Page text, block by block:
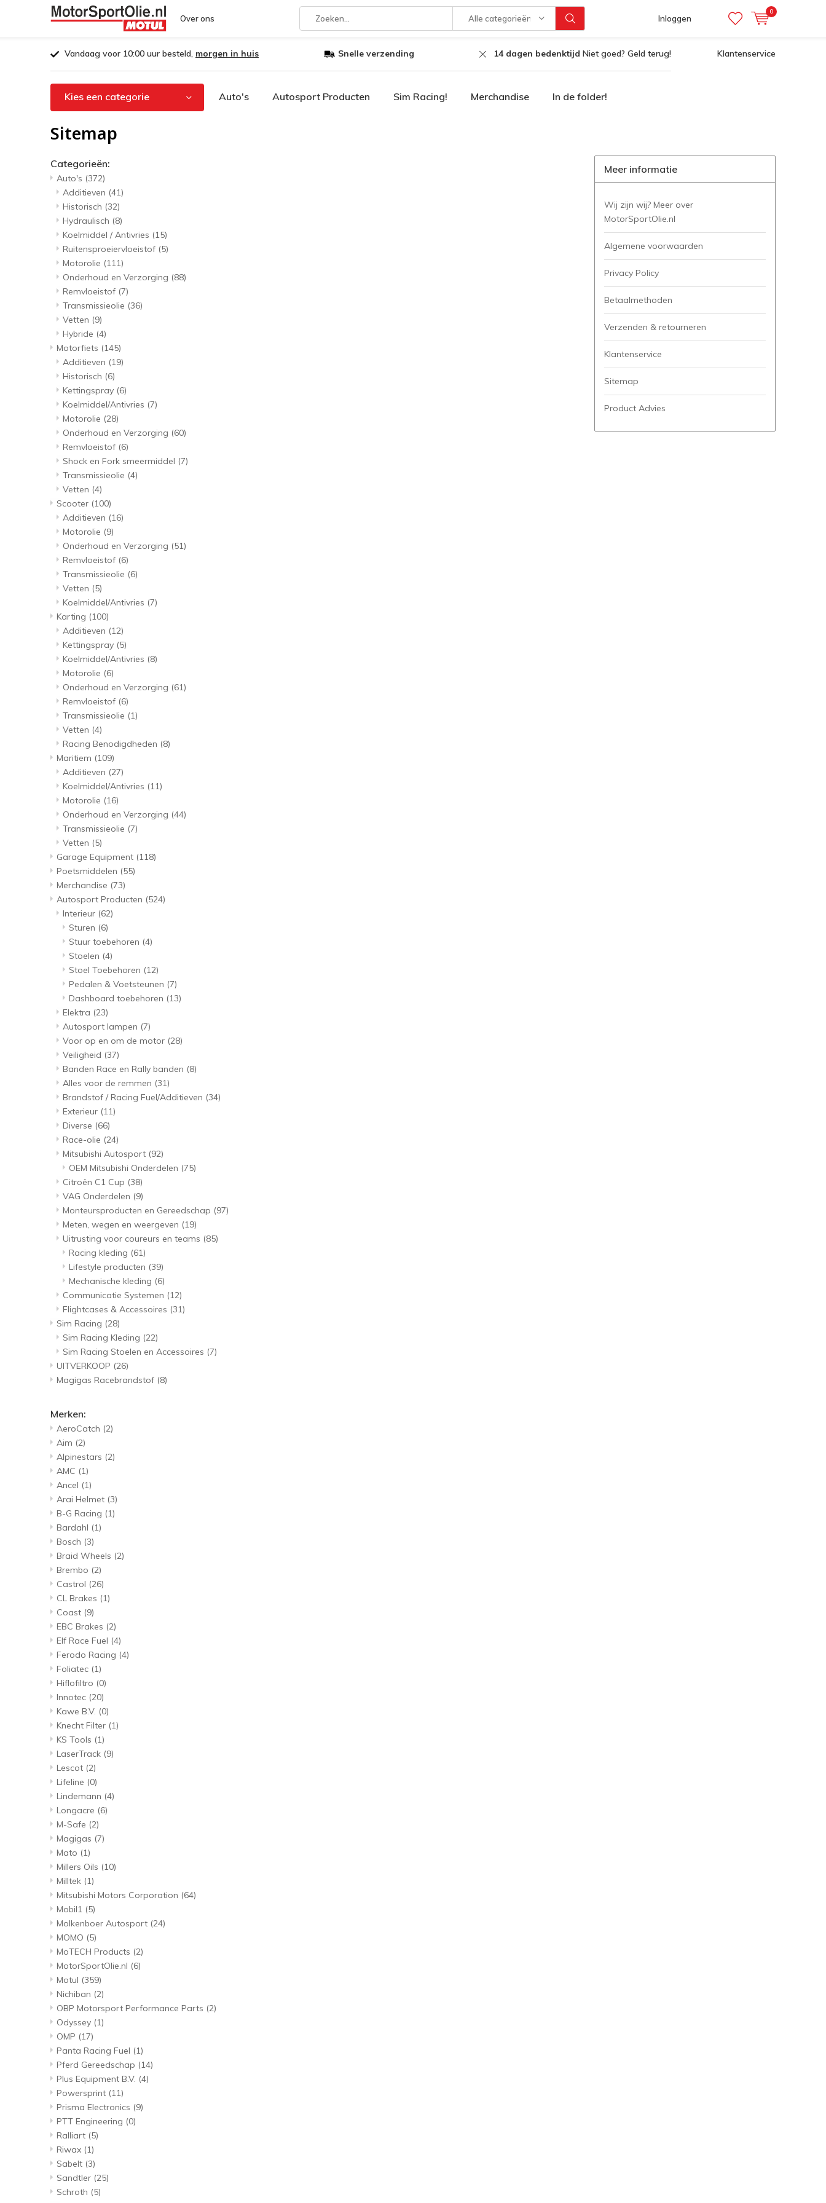
Over ons Alle categorieën Inloggen
0
Vandaag voor 10:00 uur besteld, morgen in huis Snelle verzending 14 dagen bedenktijd Niet goed? Geld terug! Klantenservice
Kies een categorie Auto's Autosport Producten Sim Racing! Merchandise In de folder!
Sitemap
Categorieën:
Auto's (372)
Additieven (41)
Historisch (32)
Hydraulisch (8)
Koelmiddel / Antivries (15)
Ruitensproeiervloeistof (5)
Motorolie (111)
Onderhoud en Verzorging (88)
Remvloeistof (7)
Transmissieolie (36)
Vetten (9)
Hybride (4)
Motorfiets (145)
Additieven (19)
Historisch (6)
Kettingspray (6)
Koelmiddel/Antivries (7)
Motorolie (28)
Onderhoud en Verzorging (60)
Remvloeistof (6)
Shock en Fork smeermiddel (7)
Transmissieolie (4)
Vetten (4)
Scooter (100)
Additieven (16)
Motorolie (9)
Onderhoud en Verzorging (51)
Remvloeistof (6)
Transmissieolie (6)
Vetten (5)
Koelmiddel/Antivries (7)
Karting (100)
Additieven (12)
Kettingspray (5)
Koelmiddel/Antivries (8)
Motorolie (6)
Onderhoud en Verzorging (61)
Remvloeistof (6)
Transmissieolie (1)
Vetten (4)
Racing Benodigdheden (8)
Maritiem (109)
Additieven (27)
Koelmiddel/Antivries (11)
Motorolie (16)
Onderhoud en Verzorging (44)
Transmissieolie (7)
Vetten (5)
Garage Equipment (118)
Poetsmiddelen (55)
Merchandise (73)
Autosport Producten (524)
Interieur (62)
Sturen (6)
Stuur toebehoren (4)
Stoelen (4)
Stoel Toebehoren (12)
Pedalen & Voetsteunen (7)
Dashboard toebehoren (13)
Elektra (23)
Autosport lampen (7)
Voor op en om de motor (28)
Veiligheid (37)
Banden Race en Rally banden (8)
Alles voor de remmen (31)
Brandstof / Racing Fuel/Additieven (34)
Exterieur (11)
Diverse (66)
Race-olie (24)
Mitsubishi Autosport (92)
OEM Mitsubishi Onderdelen (75)
Citroën C1 Cup (38)
VAG Onderdelen (9)
Monteursproducten en Gereedschap (97)
Meten, wegen en weergeven (19)
Uitrusting voor coureurs en teams (85)
Racing kleding (61)
Lifestyle producten (39)
Mechanische kleding (6)
Communicatie Systemen (12)
Flightcases & Accessoires (31)
Sim Racing (28)
Sim Racing Kleding (22)
Sim Racing Stoelen en Accessoires (7)
UITVERKOOP (26)
Magigas Racebrandstof (8)
Merken:
AeroCatch (2)
Aim (2)
Alpinestars (2)
AMC (1)
Ancel (1)
Arai Helmet (3)
B-G Racing (1)
Bardahl (1)
Bosch (3)
Braid Wheels (2)
Brembo (2)
Castrol (26)
CL Brakes (1)
Coast (9)
EBC Brakes (2)
Elf Race Fuel (4)
Ferodo Racing (4)
Foliatec (1)
Hiflofiltro (0)
Innotec (20)
Kawe B.V. (0)
Knecht Filter (1)
KS Tools (1)
LaserTrack (9)
Lescot (2)
Lifeline (0)
Lindemann (4)
Longacre (6)
M-Safe (2)
Magigas (7)
Mato (1)
Millers Oils (10)
Milltek (1)
Mitsubishi Motors Corporation (64)
Mobil1 (5)
Molkenboer Autosport (24)
MOMO (5)
MoTECH Products (2)
MotorSportOlie.nl (6)
Motul (359)
Nichiban (2)
OBP Motorsport Performance Parts (2)
Odyssey (1)
OMP (17)
Panta Racing Fuel (1)
Pferd Gereedschap (14)
Plus Equipment B.V. (4)
Powersprint (11)
Prisma Electronics (9)
PTT Engineering (0)
Ralliart (5)
Riwax (1)
Sabelt (3)
Sandtler (25)
Schroth (5)
Meer informatie
Wij zijn wij? Meer over
MotorSportOlie.nl
Algemene voorwaarden
Privacy Policy
Betaalmethoden
Verzenden & retourneren
Klantenservice
Sitemap
Product Advies